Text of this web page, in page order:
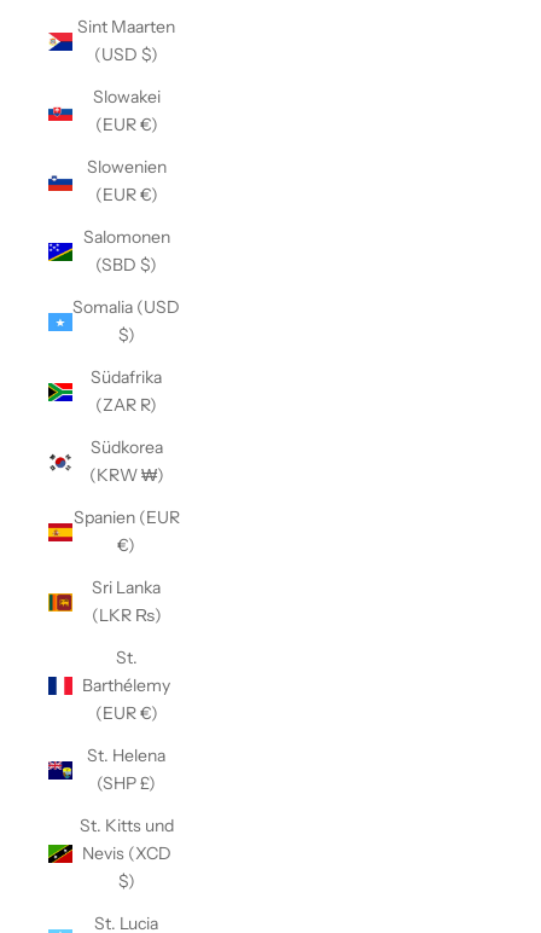
Sint Maarten
(USD $)
Slowakei
(EUR €)
Slowenien
(EUR €)
Salomonen
(SBD $)
Somalia (USD
$)
Südafrika
(ZAR R)
Südkorea
(KRW ₩)
Spanien (EUR
€)
Sri Lanka
(LKR ₨)
St.
Barthélemy
(EUR €)
St. Helena
(SHP £)
St. Kitts und
Nevis (XCD
$)
St. Lucia